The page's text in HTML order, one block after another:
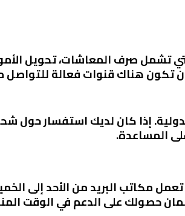
تشمل صرف المعاشات، تحويل
تكون هناك قنوات فعالة للتواصل
إذا كان لديك استفسار حول
المساعدة.
مكاتب البريد من الأحد إلى
حصولك على الدعم في الوقت